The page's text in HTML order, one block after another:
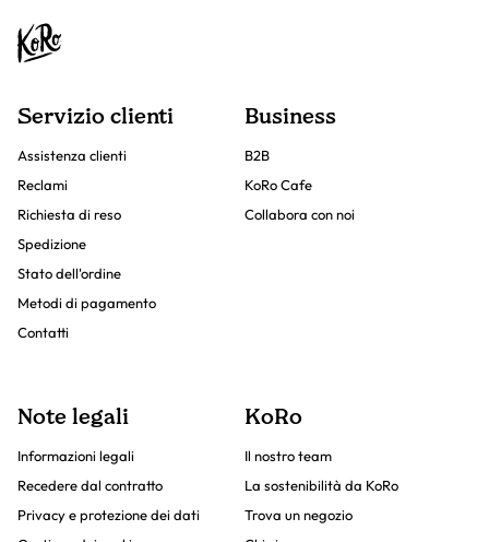
Servizio clienti
Assistenza clienti
Reclami
Richiesta di reso
Spedizione
Stato dell'ordine
Metodi di pagamento
Contatti
Business
B2B
KoRo Cafe
Collabora con noi
Note legali
Informazioni legali
Recedere dal contratto
Privacy e protezione dei dati
KoRo
Il nostro team
La sostenibilità da KoRo
Trova un negozio